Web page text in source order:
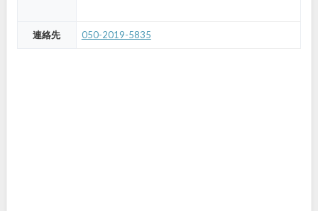
連絡先 050-2019-5835